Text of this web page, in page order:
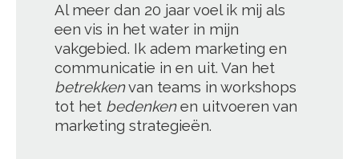
Al meer dan 20 jaar voel ik mij als
een vis in het water in mijn
vakgebied. Ik adem marketing en
communicatie in en uit. Van het
betrekkenvan teams in workshops
tot het bedenkenen uitvoeren van
marketing strategieën.